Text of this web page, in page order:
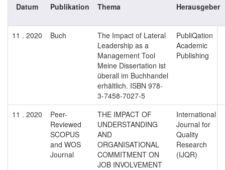
Datum Publikation Thema Herausgeber
11 . 2020 Buch
The Impact of Lateral
Leadership as a
Management Tool
Meine Dissertation ist
überall im Buchhandel
erhältlich. ISBN 978-
3-7458-7027-5
PubliQation
Academic
Publishing
11 . 2020
Peer-
Reviewed
SCOPUS
and WOS
Journal
THE IMPACT OF
UNDERSTANDING
AND
ORGANISATIONAL
COMMITMENT ON
JOB INVOLVEMENT
International
Journal for
Quality
Research
(IJQR)